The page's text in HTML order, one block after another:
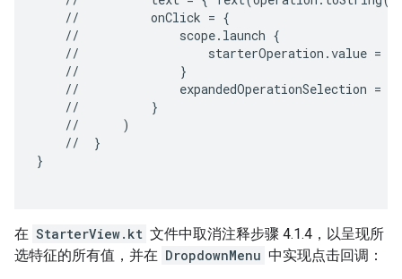
//
onClick =
//
scope.launch
//
starterOperation.value =
//
//
expandedOperationSelection =
//
//
//
}
}
在 StarterView.kt 文件中取消注释步骤 4.1.4，以呈现所
选特征的所有值，并在 DropdownMenu 中实现点击回调：